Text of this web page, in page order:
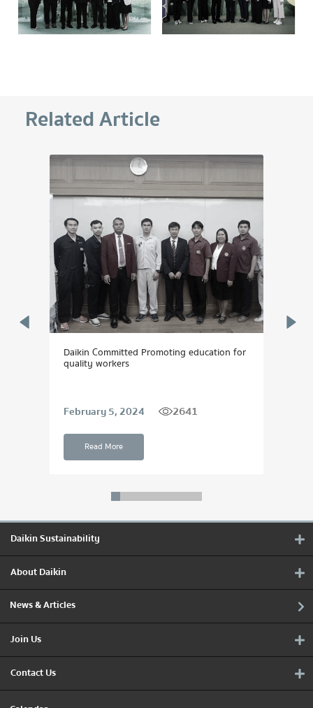
Related Article
Daikin Committed Promoting education for
quality workers
February 5, 2024 2641
Read More
Daikin Sustainability
About Daikin
News & Articles
Join Us
Contact Us